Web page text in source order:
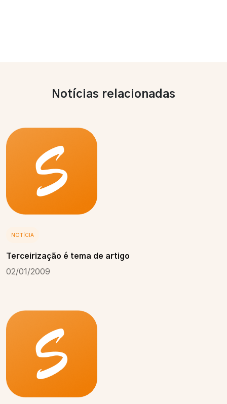
Notícias relacionadas
NOTÍCIA
Terceirização é tema de artigo
02/01/2009